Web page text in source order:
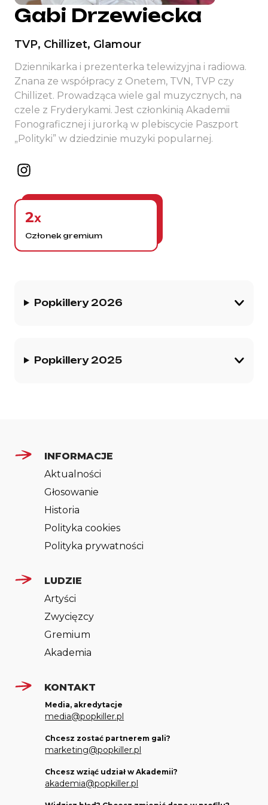
Gabi Drzewiecka
TVP, Chillizet, Glamour
Dziennikarka i prezenterka telewizyjna i radiowa.
Znana ze współpracy z Onetem, TVN, TVP czy
Chillizet. Prowadząca wiele gal muzycznych, na
czele z Fryderykami. Jest członkinią Akademii
Fonograficznej i jurorką w plebiscycie Paszport
„Polityki” w dziedzinie muzyki popularnej.
2x
Członek gremium
Popkillery 2026
Popkillery 2025
INFORMACJE
Aktualności
Głosowanie
Historia
Polityka cookies
Polityka prywatności
LUDZIE
Artyści
Zwycięzcy
Gremium
Akademia
KONTAKT
Media, akredytacje
media@popkiller.pl
Chcesz zostać partnerem gali?
marketing@popkiller.pl
Chcesz wziąć udział w Akademii?
akademia@popkiller.pl